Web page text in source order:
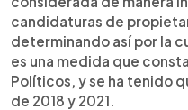
candidaturas de
determinando así por la
es una medida que
Políticos, y se ha tenido
de 2018 y 2021.